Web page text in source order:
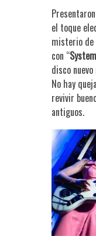
el toque
misterio de
con “
disco
No hay
revivir
antiguos.